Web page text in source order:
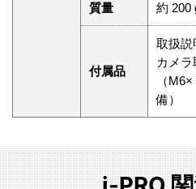
質量 約 200
付属品
取扱説
カメ
（
備）